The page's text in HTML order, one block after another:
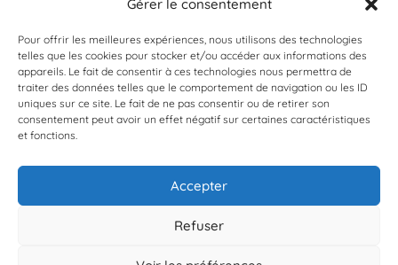
Gérer le consentement
Pour offrir les meilleures expériences, nous utilisons des technologies
telles que les cookies pour stocker et/ou accéder aux informations des
appareils. Le fait de consentir à ces technologies nous permettra de
traiter des données telles que le comportement de navigation ou les ID
uniques sur ce site. Le fait de ne pas consentir ou de retirer son
consentement peut avoir un effet négatif sur certaines caractéristiques
et fonctions.
Accepter
Refuser
À propos de BioLit
Vos données d'observation
Ressources
Résultats du programme
Contacts
Inscrivez-vous dès maintenant